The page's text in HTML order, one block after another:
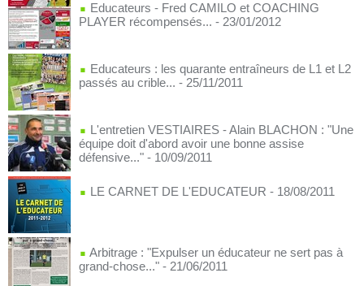
Educateurs - Fred CAMILO et COACHING
PLAYER récompensés... - 23/01/2012
Educateurs : les quarante entraîneurs de L1 et L2
passés au crible... - 25/11/2011
L'entretien VESTIAIRES - Alain BLACHON : "Une
équipe doit d'abord avoir une bonne assise
défensive..." - 10/09/2011
LE CARNET DE L'EDUCATEUR - 18/08/2011
Arbitrage : "Expulser un éducateur ne sert pas à
grand-chose..." - 21/06/2011